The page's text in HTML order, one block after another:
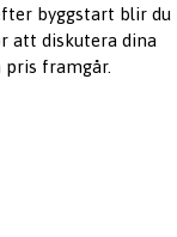
byggstart blir du
att diskutera dina
pris framgår.